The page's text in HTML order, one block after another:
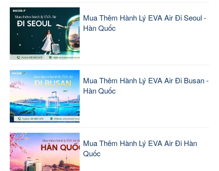
Mua Thêm Hành Lý EVA Air Đi Seoul -
Hàn Quốc
Mua Thêm Hành Lý EVA Air Đi Busan -
Hàn Quốc
Mua Thêm Hành Lý EVA Air Đi Hàn
Quốc